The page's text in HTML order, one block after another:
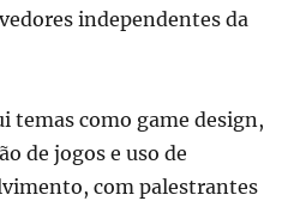
independentes da
temas como game design,
de jogos e uso de
com palestrantes